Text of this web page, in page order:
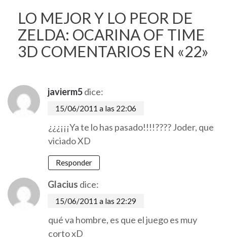
LO MEJOR Y LO PEOR DE
ZELDA: OCARINA OF TIME
3D COMENTARIOS EN «22»
javierm5dice:
15/06/2011 a las 22:06
¿¿¿¡¡¡Ya te lo has pasado!!!!???? Joder, que
viciado XD
Responder
Glacius dice:
15/06/2011 a las 22:29
qué va hombre, es que el juego es muy
corto xD